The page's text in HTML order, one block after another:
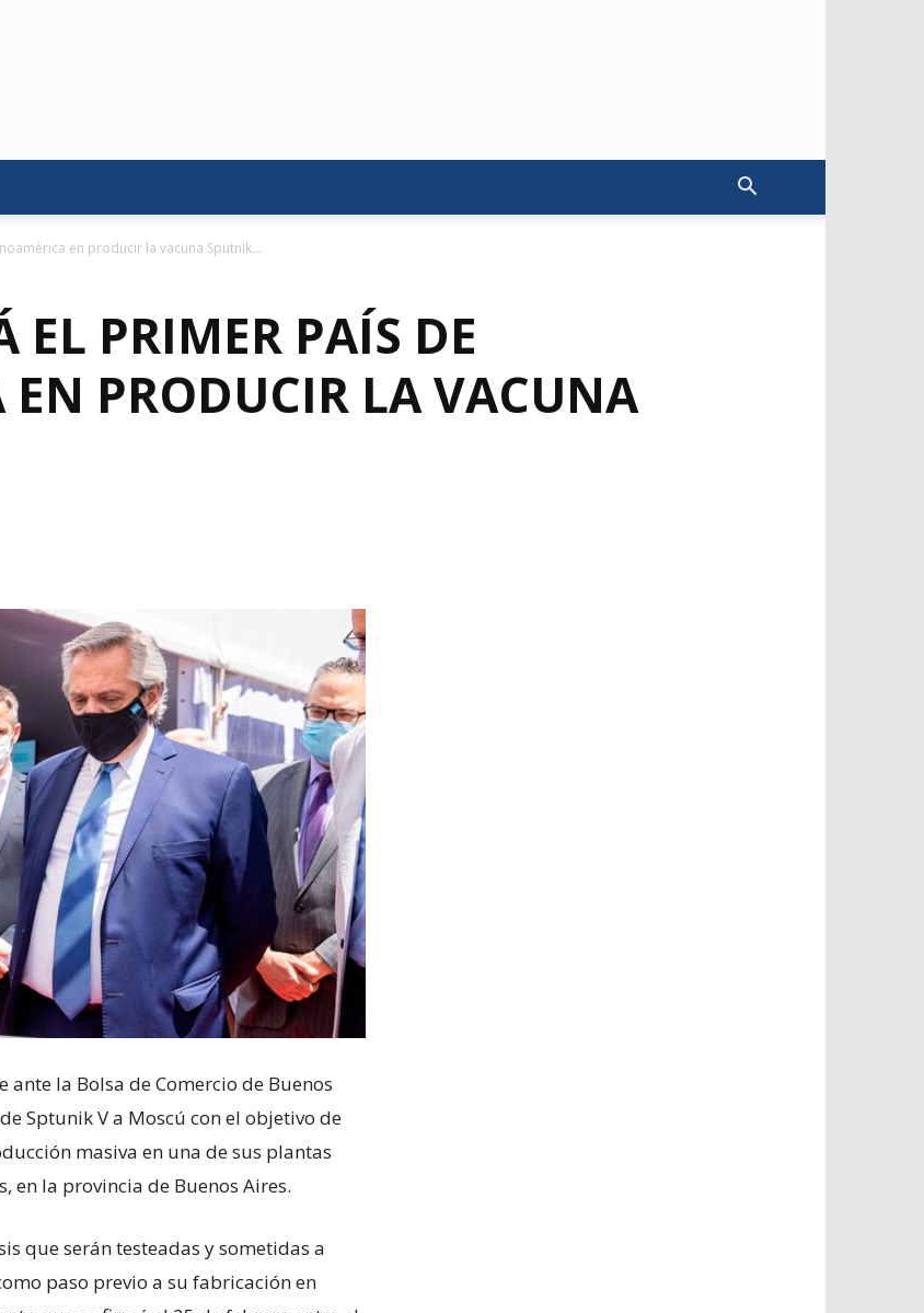
en producir la vacuna Sputnik...
EL PRIMER PAÍS DE
PRODUCIR LA VACUNA
la Bolsa de Comercio de Buenos
Sptunik V a Moscú con el objetivo de
masiva en una de sus plantas
en la provincia de Buenos Aires.
que serán testeadas y sometidas a
paso previo a su fabricación en